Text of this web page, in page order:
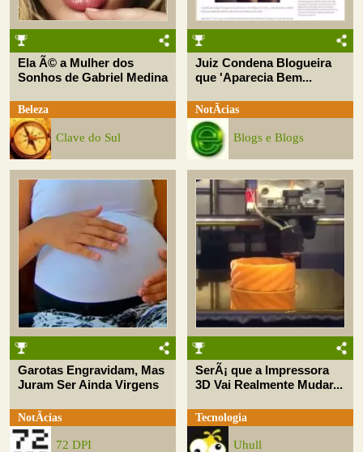
Ela Ã© a Mulher dos
Sonhos de Gabriel Medina
Beleza
Clave do Sul
Juiz Condena Blogueira
que 'Aparecia Bem...
NotÃ­cias
Blogs e Blogs
Garotas Engravidam, Mas
Juram Ser Ainda Virgens
NotÃ­cias
72 DPI
SerÃ¡ que a Impressora
3D Vai Realmente Mudar...
Tecnologia
Uhull